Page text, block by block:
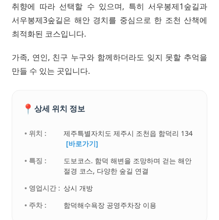
취향에 따라 선택할 수 있으며, 특히 서우봉제1숲길과
서우봉제3숲길은 해안 경치를 중심으로 한 조천 산책에
최적화된 코스입니다.
가족, 연인, 친구 누구와 함께하더라도 잊지 못할 추억을
만들 수 있는 곳입니다.
📍 상세 위치 정보
• 위치 :
제주특별자치도 제주시 조천읍 함덕리 134
[바로가기]
• 특징 :
도보코스. 함덕 해변을 조망하며 걷는 해안
절경 코스, 다양한 숲길 연결
• 영업시간 : 상시 개방
• 주차 :
함덕해수욕장 공영주차장 이용